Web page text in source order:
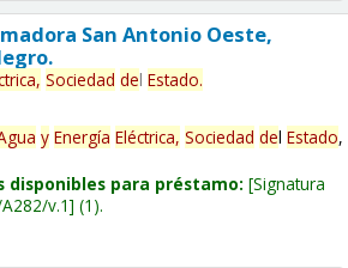
San Antonio Oeste,
Sociedad del Estado.
y Energía Eléctrica, Sociedad del Estado,
disponibles para préstamo: Signatura
v.1 (1).